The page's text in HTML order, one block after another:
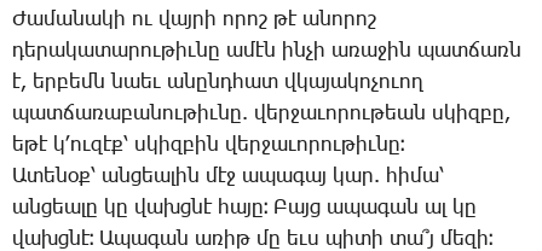
­Ժա­մա­նա­կի ու վայ­րի ո­րոշ թէ ա­նո­րոշ
դե­րա­կա­տա­րու­թիւ­նը ա­մէն ին­չի ա­ռա­ջին պատ­ճառն
է, եր­բեմն նաեւ ա­նընդ­հատ վկա­յա­կո­չո­ւող
պատ­ճա­ռա­բա­նու­թիւ­նը. վեր­ջա­ւո­րու­թեան սկիզ­բը,
ե­թէ կ­՚ու­զէք՝ սկիզ­բին վեր­ջա­ւո­րու­թիւ­նը։
Ա­տե­նօք՝ ան­ցեա­լին մէջ ա­պա­գայ կար. հի­մա՝
ան­ցեա­լը կը վախց­նէ հա­յը։ ­Բայց ա­պա­գան ալ կը
վախց­նէ։ Ա­պա­գան ա­ռիթ մը եւս պի­տի տա՞յ մե­զի։